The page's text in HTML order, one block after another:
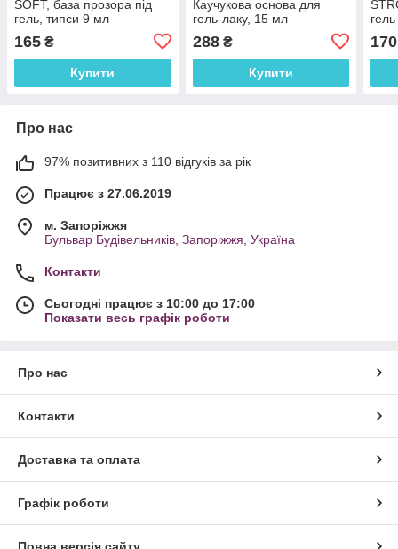
SOFT, база прозора під
гель, типси 9 мл
165 ₴
Купити
Каучукова основа для
гель-лаку, 15 мл
288₴
Купити
170
Про нас
97% позитивних з 110 відгуків за рік
Працює з 27.06.2019
м. Запоріжжя
Бульвар Будівельників, Запоріжжя, Україна
Контакти
Сьогодні працює з 10:00 до 17:00
Показати весь графік роботи
Про нас
Контакти
Доставка та оплата
Графік роботи